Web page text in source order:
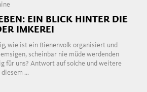
EIN BLICK HINTER DIE
IMKEREI
wie ist ein Bienenvolk organisiert und
scheinbar nie müde werdenden
für uns? Antwort auf solche und weitere
...